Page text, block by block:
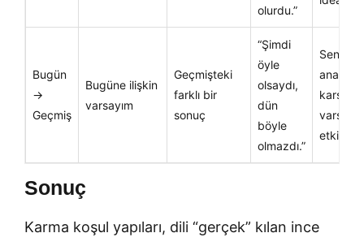
olurdu.”
Bugün
→
Geçmiş
Bugüne ilişkin
varsayım
Geçmişteki
farklı bir
sonuç
“Şimdi
öyle
olsaydı,
dün
böyle
olmazdı.”
Senaryo
analizi
karşıt
etkilidir.
Sonuç
Karma koşul yapıları, dili “gerçek” kılan ince